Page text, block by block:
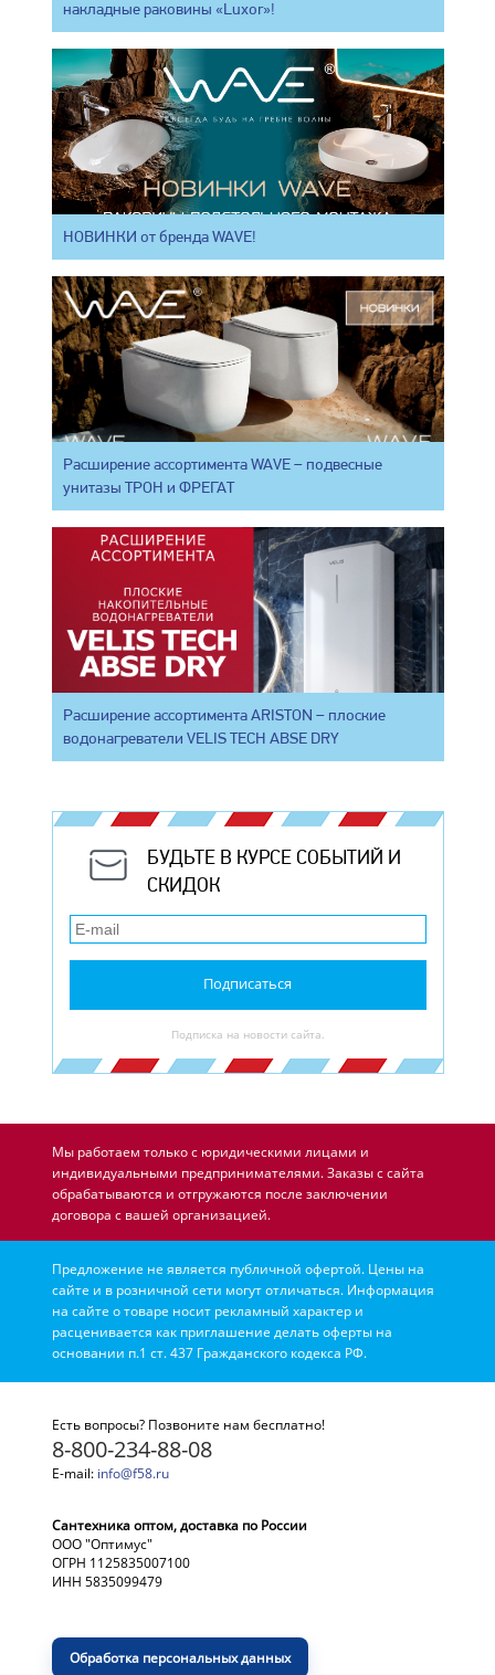
накладные раковины «Luxor»!
НОВИНКИ от бренда WAVE!
Расширение ассортимента WAVE – подвесные
унитазы ТРОН и ФРЕГАТ
Расширение ассортимента ARISTON – плоские
водонагреватели VELIS TECH ABSE DRY
БУДЬТЕ В КУРСЕ СОБЫТИЙ И
СКИДОК
Подписаться
Подписка на новости сайта.
Мы работаем только с юридическими лицами и
индивидуальными предпринимателями. Заказы с сайта
обрабатываются и отгружаются после заключении
договора с вашей организацией.
Предложение не является публичной офертой. Цены на
сайте и в розничной сети могут отличаться. Информация
на сайте о товаре носит рекламный характер и
расценивается как приглашение делать оферты на
основании п.1 ст. 437 Гражданского кодекса РФ.
Есть вопросы? Позвоните нам бесплатно!
8-800-234-88-08
E-mail: info@f58.ru
Сантехника оптом, доставка по России
ООО "Оптимус"
ОГРН 1125835007100
ИНН 5835099479
Обработка персональных данных